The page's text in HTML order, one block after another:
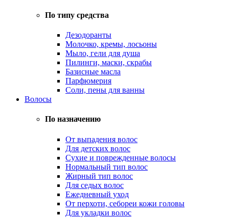
По типу средства
Дезодоранты
Молочко, кремы, лосьоны
Мыло, гели для душа
Пилинги, маски, скрабы
Базисные масла
Парфюмерия
Соли, пены для ванны
Волосы
По назначению
От выпадения волос
Для детских волос
Сухие и поврежденные волосы
Нормальный тип волос
Жирный тип волос
Для седых волос
Ежедневный уход
От перхоти, себореи кожи головы
Для укладки волос